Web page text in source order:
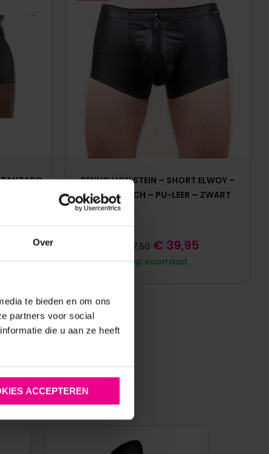
Over
te bieden en om ons
partners voor social
die u aan ze heeft
ACCEPTEREN
BENNO VON STEIN – SHORT ELWOY –
RITS – POUCH – PU-LEER – ZWART
Op voorraad
87,50 € 39,95